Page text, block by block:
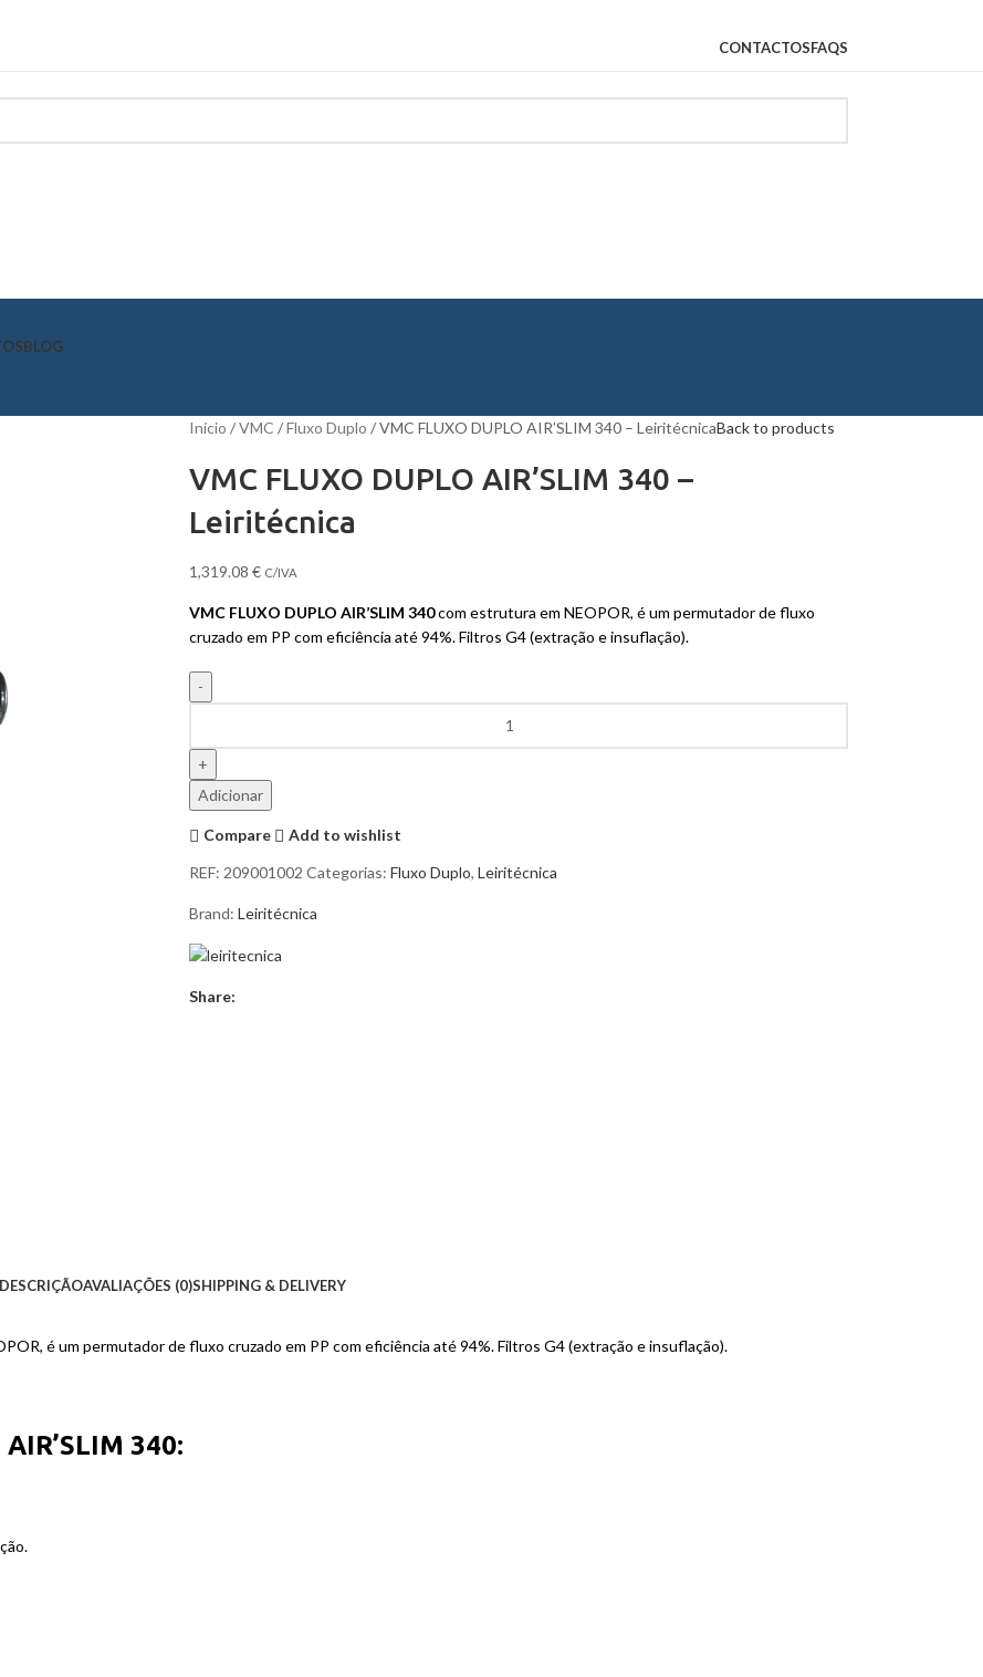
CONTACTOSFAQS
BLOG
Início VMC Fluxo Duplo VMC FLUXO DUPLO AIR’SLIM 340 – LeiritécnicaBack to products
VMC FLUXO DUPLO AIR’SLIM 340 –
Leiritécnica
1,319.08 € C/IVA
VMC FLUXO DUPLO AIR’SLIM 340com estrutura em NEOPOR, é um permutador de fluxo
cruzado em PP com eficiência até 94%. Filtros G4 (extração e insuflação).
Adicionar
Compare
Add to wishlist
REF: 209001002 Categorias: Fluxo Duplo, Leiritécnica
Brand: Leiritécnica
Share:
DESCRIÇÃOAVALIAÇÕES (0)SHIPPING & DELIVERY
é um permutador de fluxo cruzado em PP com eficiência até 94%. Filtros G4 (extração e insuflação).
340: